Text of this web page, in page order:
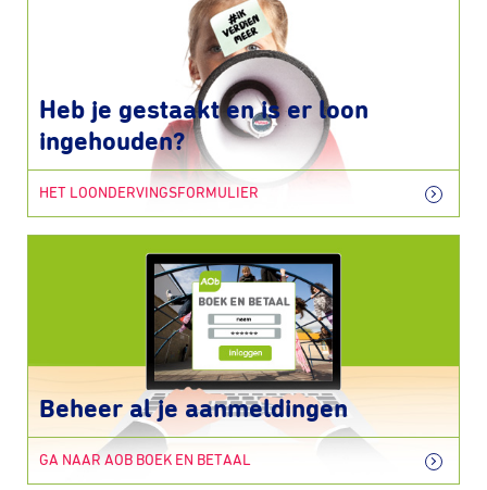
Heb je gestaakt en is er loon
ingehouden?
HET LOONDERVINGSFORMULIER
Beheer al je aanmeldingen
GA NAAR AOB BOEK EN BETAAL